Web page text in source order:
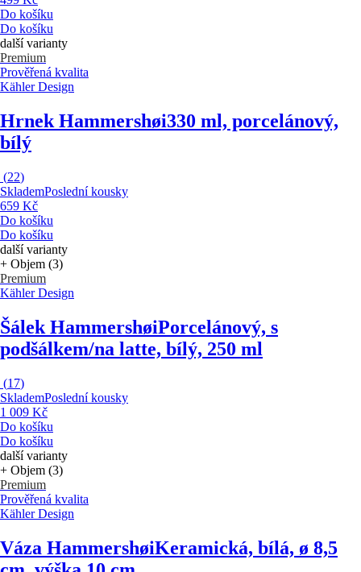
Do košíku
Do košíku
další varianty
Premium
Prověřená kvalita
Kähler Design
Hrnek Hammershøi330 ml, porcelánový,
bílý
(22)
SklademPoslední kousky
659 Kč
Do košíku
Do košíku
další varianty
+ Objem (3)
Premium
Kähler Design
Šálek HammershøiPorcelánový, s
podšálkem/na latte, bílý, 250 ml
(17)
SklademPoslední kousky
1 009 Kč
Do košíku
Do košíku
další varianty
+ Objem (3)
Premium
Prověřená kvalita
Kähler Design
Váza HammershøiKeramická, bílá, ø 8,5